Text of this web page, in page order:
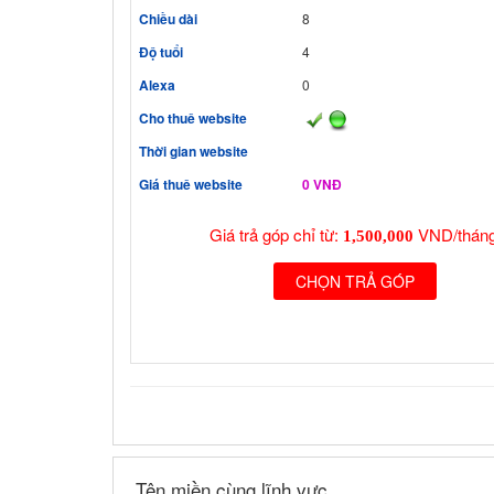
Chiều dài 8
Độ tuổi 4
Alexa 0
Cho thuê website
Thời gian website
Giá thuê website
0 VNĐ
Giá trả góp chỉ từ: 1,500,000 VND/
CHỌN TRẢ GÓP